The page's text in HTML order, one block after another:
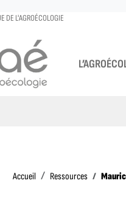
DE L'AGROÉCOLOGIE
Accueil AccueilRessources